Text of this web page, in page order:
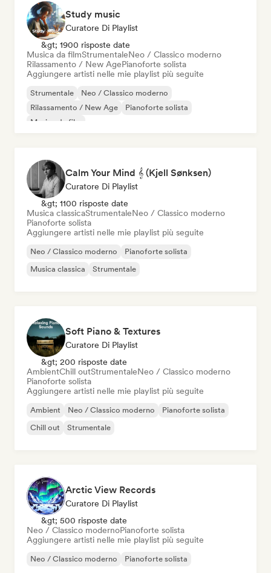
Study music
Curatore Di Playlist
&gt; 1900 risposte date
Musica da filmStrumentaleNeo / Classico moderno
Rilassamento / New AgePianoforte solista
Aggiungere artisti nelle mie playlist più seguite
Strumentale
Neo / Classico moderno
Rilassamento / New Age
Pianoforte solista
Musica da film
Calm Your Mind 𝄞 (Kjell Sønksen)
Curatore Di Playlist
&gt; 1100 risposte date
Musica classicaStrumentaleNeo / Classico moderno
Pianoforte solista
Aggiungere artisti nelle mie playlist più seguite
Neo / Classico moderno
Pianoforte solista
Musica classica
Strumentale
Soft Piano & Textures
Curatore Di Playlist
&gt; 200 risposte date
AmbientChill outStrumentaleNeo / Classico moderno
Pianoforte solista
Aggiungere artisti nelle mie playlist più seguite
Ambient Neo / Classico moderno
Pianoforte solista
Chill out
Strumentale
Arctic View Records
Curatore Di Playlist
&gt; 500 risposte date
Neo / Classico modernoPianoforte solista
Aggiungere artisti nelle mie playlist più seguite
Neo / Classico moderno Pianoforte solista